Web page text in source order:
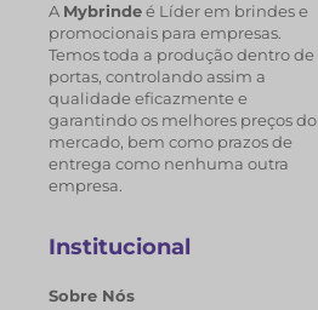
A Mybrindeé Líder em brindes e
promocionais para empresas.
Temos toda a produção dentro de
portas, controlando assim a
qualidade eficazmente e
garantindo os melhores preços do
mercado, bem como prazos de
entrega como nenhuma outra
empresa.
Institucional
Sobre Nós